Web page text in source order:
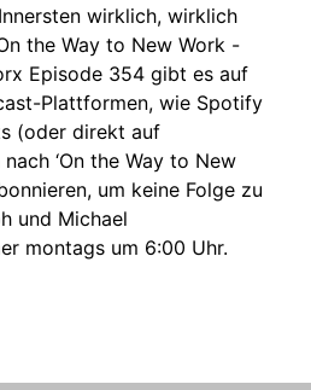
wirklich, wirklich
the Way to New Work -
Episode 354 gibt es auf
Plattformen, wie Spotify
(oder direkt auf
‘On the Way to New
um keine Folge zu
und Michael
montags um 6:00 Uhr.